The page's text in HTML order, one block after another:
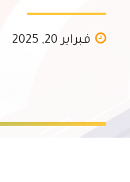
فبراير 20, 2025